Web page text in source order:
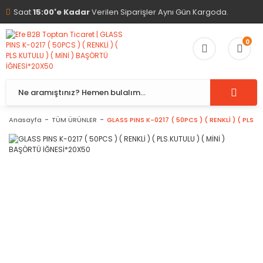
Saat15:00'e KadarVerilen Siparişler Aynı Gün Kargoda.
0
Anasayfa TÜM ÜRÜNLER GLASS PINS K-0217 ( 50PCS ) ( RENKLİ ) (